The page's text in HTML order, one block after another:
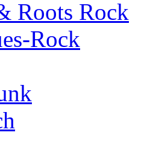
Roots Rock
Rock